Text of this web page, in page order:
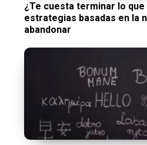
¿Te cuesta terminar lo
estrategias basadas en la
abandonar